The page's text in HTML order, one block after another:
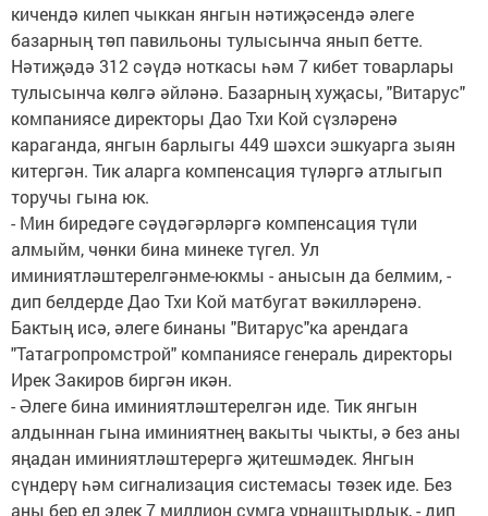
кичендә килеп чыккан янгын нәтиҗәсендә әлеге
базарның төп павильоны тулысынча янып бетте.
Нәтиҗәдә 312 сәүдә ноткасы һәм 7 кибет товарлары
тулысынча көлгә әйләнә. Базарның хуҗасы, "Витарус"
компаниясе директоры Дао Тхи Кой сүзләренә
караганда, янгын барлыгы 449 шәхси эшкуарга зыян
китергән. Тик аларга компенсация түләргә атлыгып
торучы гына юк.
- Мин биредәге сәүдәгәрләргә компенсация түли
алмыйм, чөнки бина минеке түгел. Ул
иминиятләштерелгәнме-юкмы - анысын да белмим, -
дип белдерде Дао Тхи Кой матбугат вәкилләренә.
Бактың исә, әлеге бинаны "Витарус"ка арендага
"Татагропромстрой" компаниясе генераль директоры
Ирек Закиров биргән икән.
- Әлеге бина иминиятләштерелгән иде. Тик янгын
алдыннан гына иминиятнең вакыты чыкты, ә без аны
яңадан иминиятләштерергә җитешмәдек. Янгын
сүндерү һәм сигнализация системасы төзек иде. Без
аны бер ел элек 7 миллион сумга урнаштырдык, - дип